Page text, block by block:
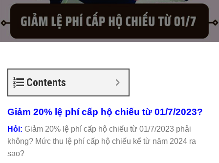
Contents
Giảm 20% lệ phí cấp hộ chiếu từ 01/7/2023?
Hỏi: Giảm 20% lệ phí cấp hộ chiếu từ 01/7/2023 phải
không? Mức thu lệ phí cấp hộ chiếu kể từ năm 2024 ra
sao?